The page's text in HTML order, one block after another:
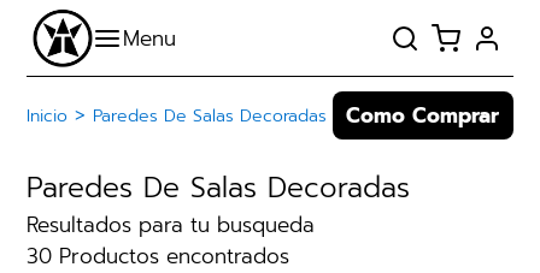
Inicio > Paredes De Salas Decoradas Como Comprar
Paredes De Salas Decoradas
Resultados para tu busqueda
30 Productos encontrados